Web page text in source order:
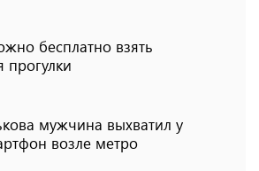
бесплатно взять
прогулки
мужчина выхватил у
возле метро